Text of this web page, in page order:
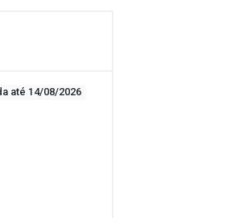
até 14/08/2026